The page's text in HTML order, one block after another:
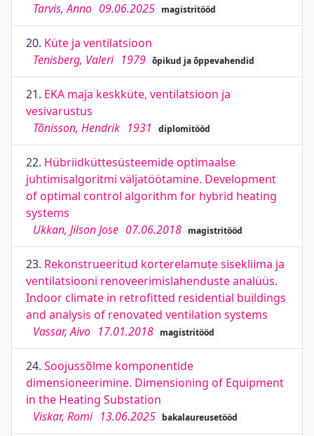
Tarvis, Anno 09.06.2025 magistritööd
20. Küte ja ventilatsioon
Tenisberg, Valeri 1979 õpikud ja õppevahendid
21. EKA maja keskküte, ventilatsioon ja
vesivarustus
Tõnisson, Hendrik 1931 diplomitööd
22. Hübriidküttesüsteemide optimaalse
juhtimisalgoritmi väljatöötamine. Development
of optimal control algorithm for hybrid heating
systems
Ukkan, Jilson Jose 07.06.2018 magistritööd
23. Rekonstrueeritud korterelamute sisekliima ja
ventilatsiooni renoveerimislahenduste analüüs.
Indoor climate in retrofitted residential buildings
and analysis of renovated ventilation systems
Vassar, Aivo 17.01.2018 magistritööd
24. Soojussõlme komponentide
dimensioneerimine. Dimensioning of Equipment
in the Heating Substation
Viskar, Romi 13.06.2025 bakalaureusetööd